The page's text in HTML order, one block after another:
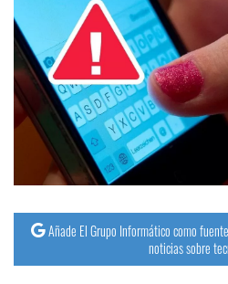
Añade El Grupo Informático como
noticias sobre